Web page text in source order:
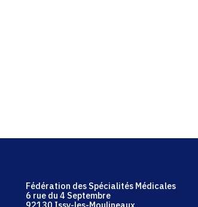
Fédération des Spécialités Médicales
6 rue du 4 Septembre